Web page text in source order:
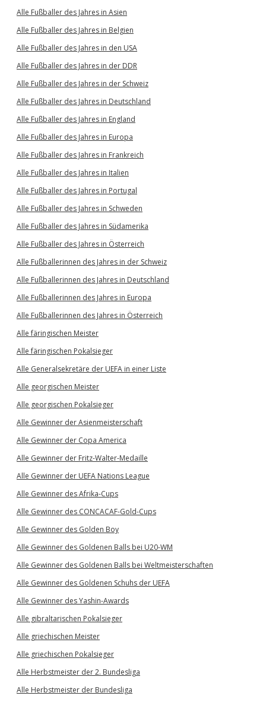
Alle Fußballer des Jahres in Asien
Alle Fußballer des Jahres in Belgien
Alle Fußballer des Jahres in den USA
Alle Fußballer des Jahres in der DDR
Alle Fußballer des Jahres in der Schweiz
Alle Fußballer des Jahres in Deutschland
Alle Fußballer des Jahres in England
Alle Fußballer des Jahres in Europa
Alle Fußballer des Jahres in Frankreich
Alle Fußballer des Jahres in Italien
Alle Fußballer des Jahres in Portugal
Alle Fußballer des Jahres in Schweden
Alle Fußballer des Jahres in Südamerika
Alle Fußballer des Jahres in Österreich
Alle Fußballerinnen des Jahres in der Schweiz
Alle Fußballerinnen des Jahres in Deutschland
Alle Fußballerinnen des Jahres in Europa
Alle Fußballerinnen des Jahres in Österreich
Alle färingischen Meister
Alle färingischen Pokalsieger
Alle Generalsekretäre der UEFA in einer Liste
Alle georgischen Meister
Alle georgischen Pokalsieger
Alle Gewinner der Asienmeisterschaft
Alle Gewinner der Copa America
Alle Gewinner der Fritz-Walter-Medaille
Alle Gewinner der UEFA Nations League
Alle Gewinner des Afrika-Cups
Alle Gewinner des CONCACAF-Gold-Cups
Alle Gewinner des Golden Boy
Alle Gewinner des Goldenen Balls bei U20-WM
Alle Gewinner des Goldenen Balls bei Weltmeisterschaften
Alle Gewinner des Goldenen Schuhs der UEFA
Alle Gewinner des Yashin-Awards
Alle gibraltarischen Pokalsieger
Alle griechischen Meister
Alle griechischen Pokalsieger
Alle Herbstmeister der 2. Bundesliga
Alle Herbstmeister der Bundesliga